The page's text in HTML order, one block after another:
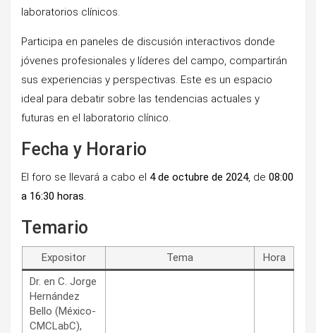
laboratorios clínicos.
Participa en paneles de discusión interactivos donde
jóvenes profesionales y líderes del campo, compartirán
sus experiencias y perspectivas. Este es un espacio
ideal para debatir sobre las tendencias actuales y
futuras en el laboratorio clínico.
Fecha y Horario
El foro se llevará a cabo el 4 de octubre de 2024, de 08:00
a 16:30 horas.
Temario
Expositor Tema
Hora
Dr. en C. Jorge
Hernández
Bello (México-
CMCLabC),